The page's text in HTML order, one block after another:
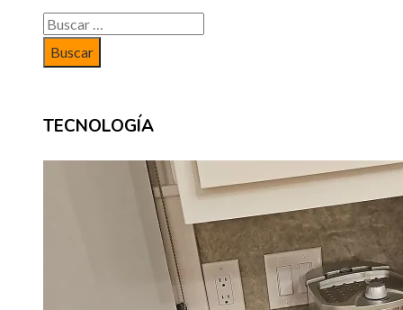
Buscar:
TECNOLOGÍA